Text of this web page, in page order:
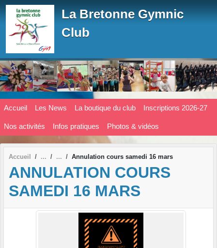
La Bretonne Gymnic
Club
Accueil Les News La boutique du club Inscriptions 2026-27
Nos activités Infos pratiques Photos & vidéos
Accueil Annulation cours samedi 16 mars
ANNULATION COURS
SAMEDI 16 MARS
Panneau de gestion des cookies